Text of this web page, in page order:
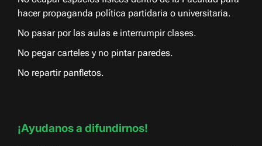
hacer propaganda política partidaria o universitaria.
No pasar por las aulas e interrumpir clases.
No pegar carteles y no pintar paredes.
No repartir panfletos.
¡Ayudanos a difundirnos!